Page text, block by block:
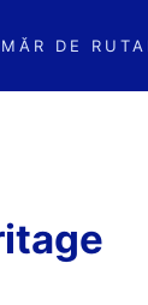
DE